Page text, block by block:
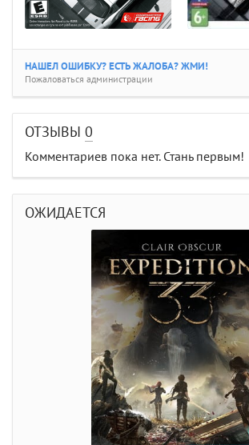
НАШЕЛ ОШИБКУ? ЕСТЬ ЖАЛОБА? ЖМИ!
Пожаловаться администрации
ОТЗЫВЫ 0
Комментариев пока нет. Стань первым!
ОЖИДАЕТСЯ